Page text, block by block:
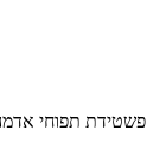
פשטידת תפוחי אדמה